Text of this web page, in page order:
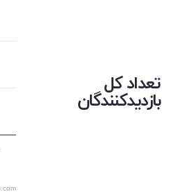
تعداد کل
بازدیدکنندگان